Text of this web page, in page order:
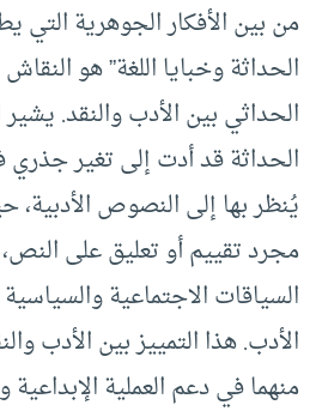
من بين الأفكار الجوهرية التي
الحداثة وخبايا اللغة” هو
الحداثي بين الأدب والنقد.
الحداثة قد أدت إلى تغير جذري
يُنظر بها إلى النصوص
مجرد تقييم أو تعليق على
السياقات الاجتماعية
الأدب. هذا التمييز بين الأدب
منهما في دعم العملية الإبداعية